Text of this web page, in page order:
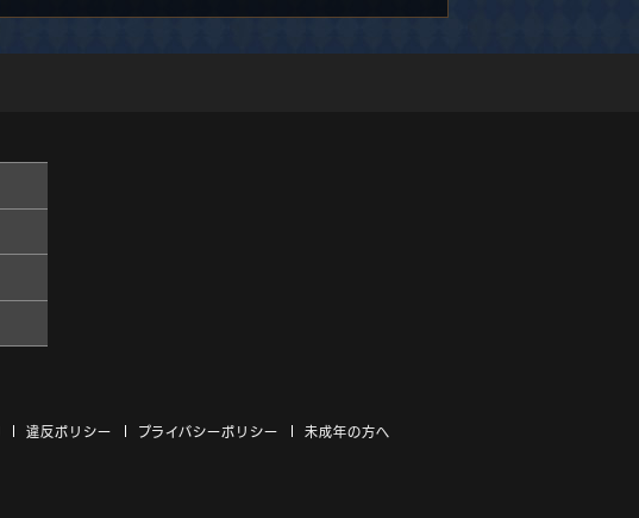
違反ポリシー プライバシーポリシー 未成年の方へ